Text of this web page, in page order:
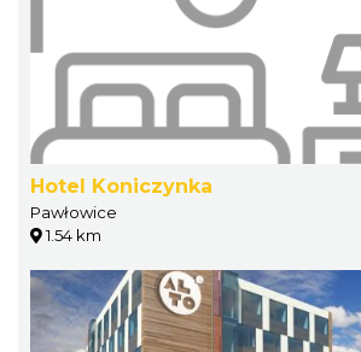
Hotel Koniczynka
Pawłowice
1.54 km